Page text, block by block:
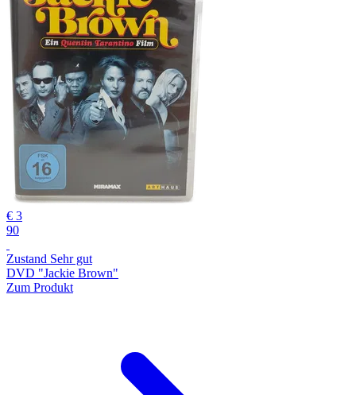
€ 3
90
Zustand Sehr gut
DVD "Jackie Brown"
Zum Produkt